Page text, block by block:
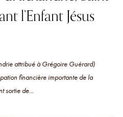
l’Enfant Jésus
attribué à Grégoire Guérard)
financière importante de la
sortie de...